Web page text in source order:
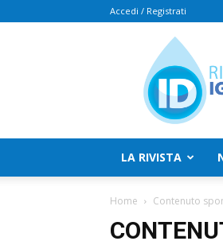
Accedi / Registrati
Rivista
Italiana
Igiene
Dentale
LA RIVISTA
Home Contenuto